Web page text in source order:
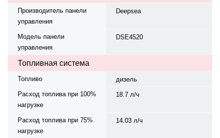
Производитель панели
управления
Deepsea
Модель панели
управления
DSE4520
Топливная система
Топливо
дизель
Расход топлива при 100%
нагрузке
18.7 л/ч
Расход топлива при 75%
нагрузке
14.03 л/ч